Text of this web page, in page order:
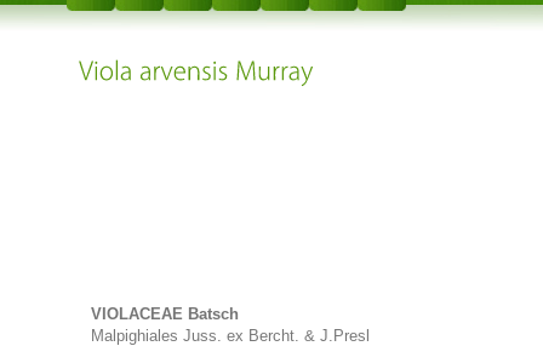
VIOLACEAE Batsch
Malpighiales Juss. ex Bercht. & J.Presl